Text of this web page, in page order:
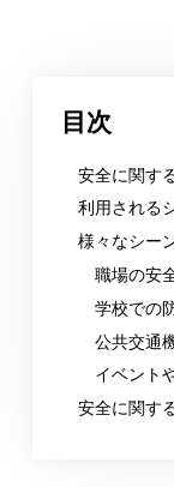
目次
安全に関す
利用される
様々なシー
職場の安
学校での
公共交通
イベント
安全に関す